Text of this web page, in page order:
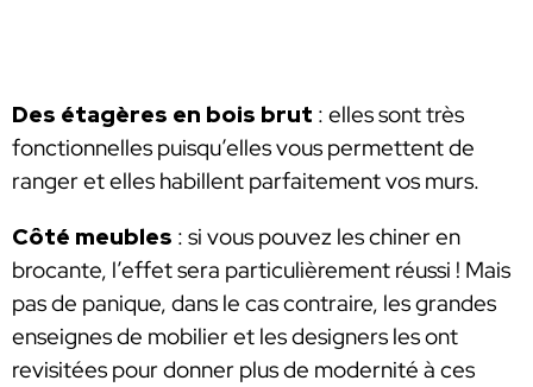
Des étagères en bois brut : elles sont très
fonctionnelles puisqu’elles vous permettent de
ranger et elles habillent parfaitement vos murs.
Côté meubles : si vous pouvez les chiner en
brocante, l’effet sera particulièrement réussi ! Mais
pas de panique, dans le cas contraire, les grandes
enseignes de mobilier et les designers les ont
revisitées pour donner plus de modernité à ces